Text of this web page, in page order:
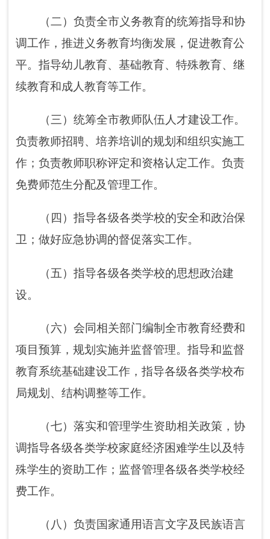
做好应急协调的督促落实工作。
（五）指导各级各类学校的思想政治建
设。
（六 ）会同相关部门编制全市教育经费和
项目预算，规划实施并监督管理。指导和监督
局规划、结构调整等工作。
（
）落实和管理学生资助相关政策，协
殊学生的资助工作；监督管理各级各类学校经
文字使用的规范化、标准化、信息化等工作；
贯彻执行上级党委和政府关于语言文字工作的
普及和学习培训等工作。
（九）承担阿图什市人民政府教育督导室
的具体工作，拟定教育督导计划和方案，并进
行指导、监督、检查和评估。
（十）指导、引领、督查党建工作。
（十一）按照“管行业必须管安全、管业务
必须管安全”的要求，对本行业领域安全生产负
行业监管（行业主管）职责，组织开展本行业
（十二）完成阿图什市委、阿图什市 人民